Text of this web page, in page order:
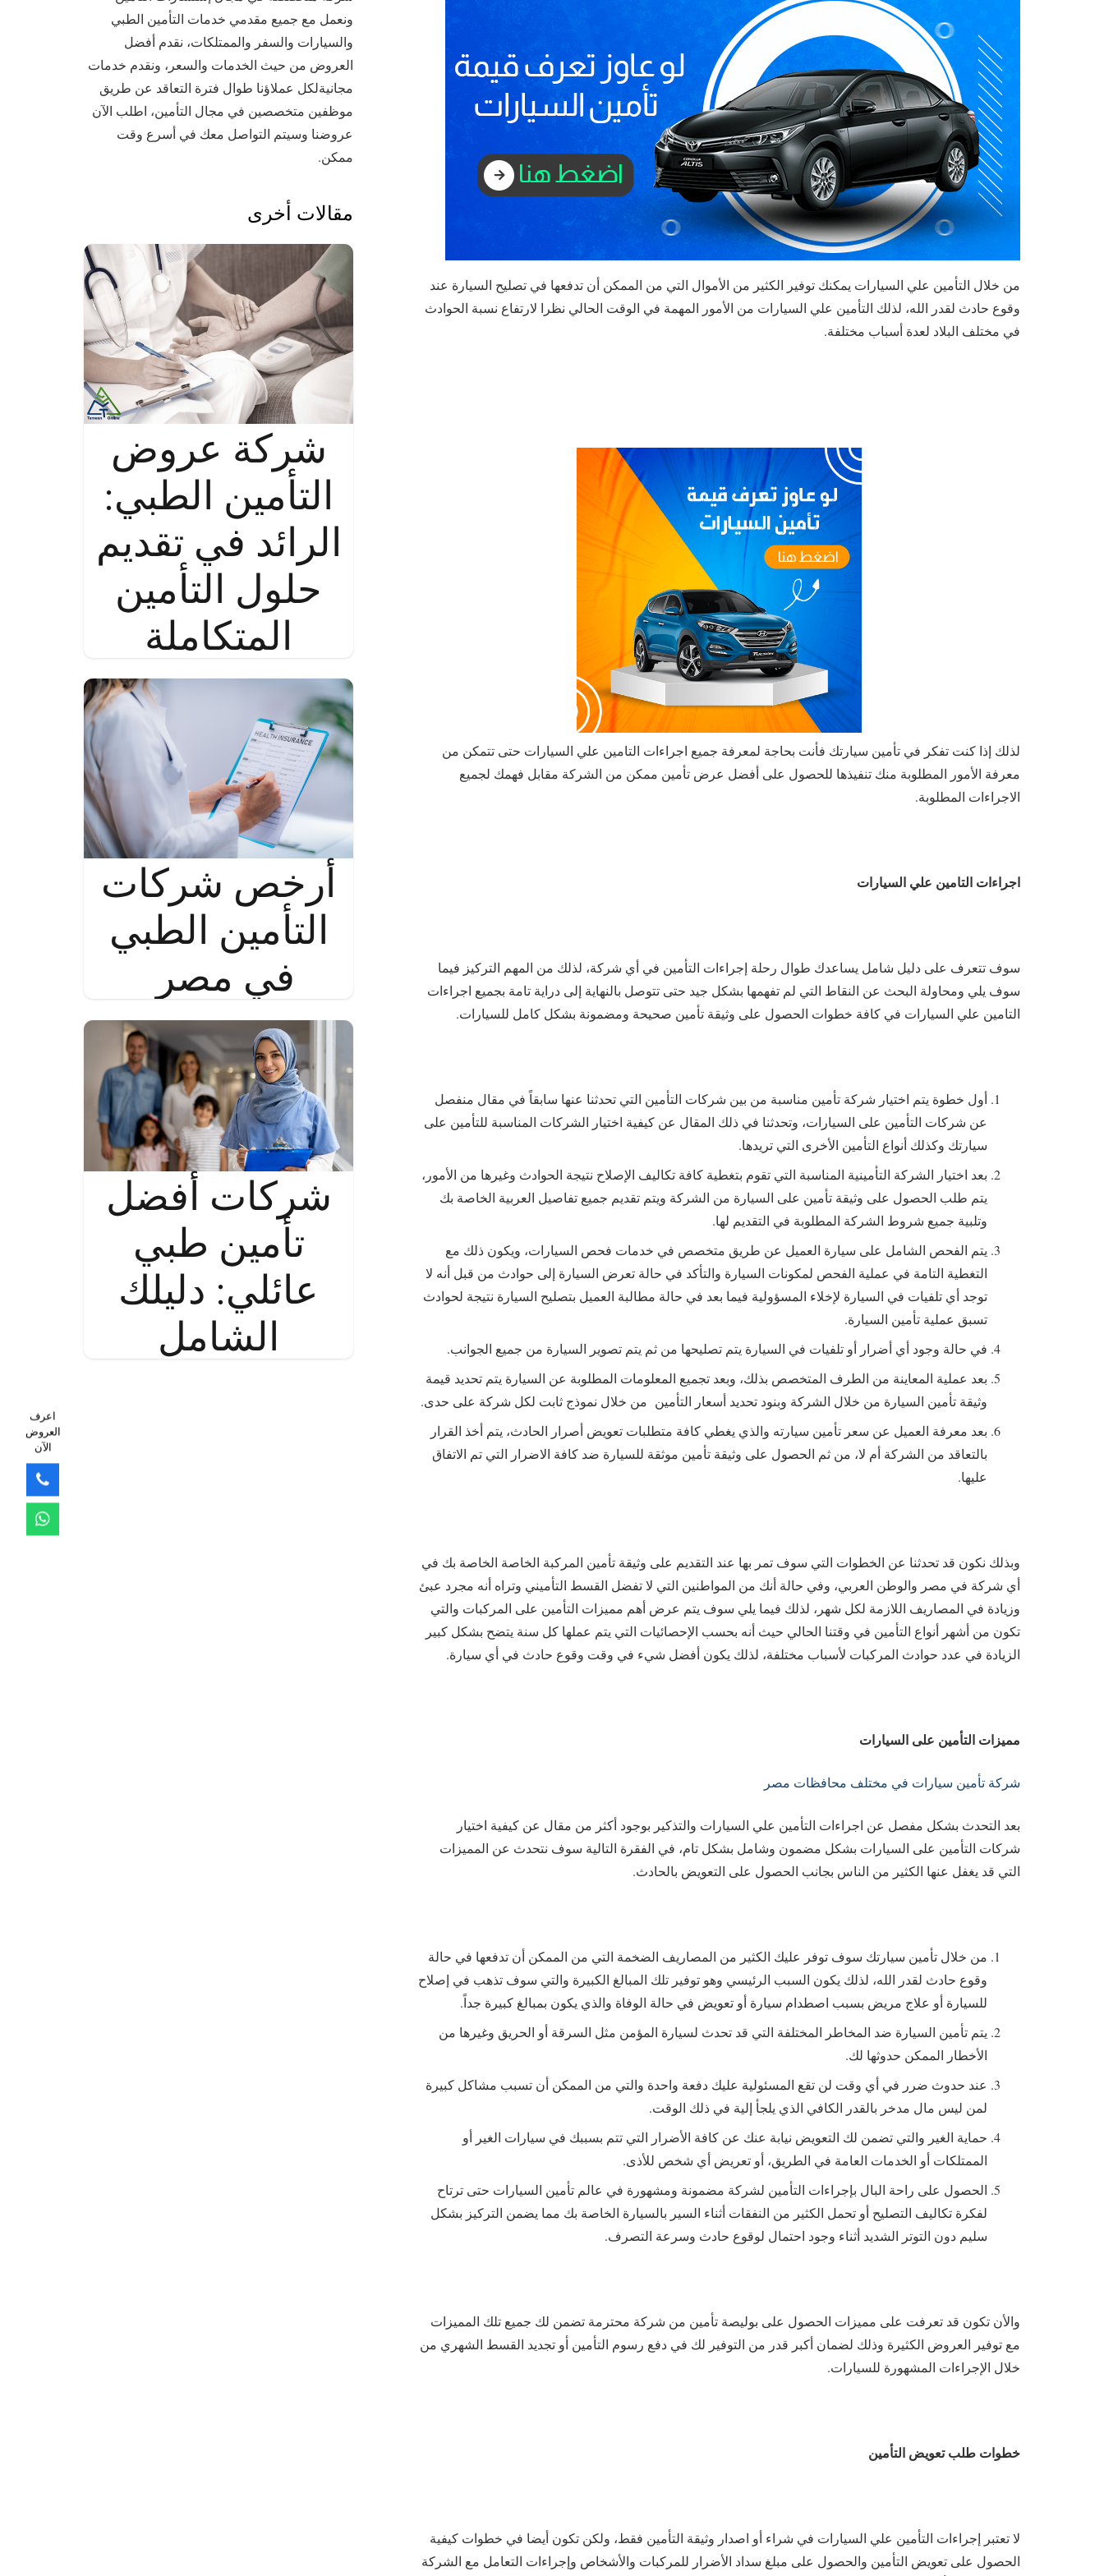
من خلال التأمين علي السيارات يمكنك توفير الكثير من الأموال التي من الممكن أن تدفعها في تصليح السيارة عند
وقوع حادث لقدر الله، لذلك التأمين علي السيارات من الأمور المهمة في الوقت الحالي نظرا لارتفاع نسبة الحوادث
في مختلف البلاد لعدة أسباب مختلفة.
لذلك إذا كنت تفكر في تأمين سيارتك فأنت بحاجة لمعرفة جميع اجراءات التامين علي السيارات حتى تتمكن من
معرفة الأمور المطلوبة منك تنفيذها للحصول على أفضل عرض تأمين ممكن من الشركة مقابل فهمك لجميع
الاجراءات المطلوبة.
اجراءات التامين علي السيارات
سوف تتعرف على دليل شامل يساعدك طوال رحلة إجراءات التأمين في أي شركة، لذلك من المهم التركيز فيما
سوف يلي ومحاولة البحث عن النقاط التي لم تفهمها بشكل جيد حتى تتوصل بالنهاية إلى دراية تامة بجميع اجراءات
التامين علي السيارات في كافة خطوات الحصول على وثيقة تأمين صحيحة ومضمونة بشكل كامل للسيارات.
أول خطوة يتم اختيار شركة تأمين مناسبة من بين شركات التأمين التي تحدثنا عنها سابقاً في مقال منفصل
عن شركات التأمين على ﺍﻟﺴﻴﺎﺭﺍﺕ، وتحدثنا في ذلك المقال عن كيفية اختيار الشركات المناسبة للتأمين على
سيارتك وكذلك أنواع التأمين الأخرى التي تريدها.
بعد اختيار الشركة التأمينية المناسبة التي تقوم بتغطية كافة تكاليف الإصلاح نتيجة الحوادث وغيرها من الأمور،
يتم طلب الحصول على وثيقة تأمين على السيارة من الشركة ويتم تقديم جميع تفاصيل العربية الخاصة بك
وتلبية جميع شروط الشركة المطلوبة في التقديم لها.
يتم الفحص الشامل على سيارة العميل عن طريق متخصص في خدمات فحص السيارات، ويكون ذلك مع
التغطية التامة في عملية الفحص لمكونات السيارة والتأكد في حالة تعرض السيارة إلى حوادث من قبل أنه لا
توجد أي تلفيات في السيارة لإخلاء المسؤولية فيما بعد في حالة مطالبة العميل بتصليح السيارة نتيجة لحوادث
تسبق عملية تأمين السيارة.
في حالة وجود أي أضرار أو تلفيات في السيارة يتم تصليحها من ثم يتم تصوير السيارة من جميع الجوانب.
بعد عملية المعاينة من الطرف المتخصص بذلك، وبعد تجميع المعلومات المطلوبة عن السيارة يتم تحديد قيمة
وثيقة تأمين السيارة من خلال الشركة وبنود تحديد أسعار التأمين من خلال نموذج ثابت لكل شركة على حدى.
بعد معرفة العميل عن سعر تأمين سيارته والذي يغطي كافة متطلبات تعويض أصرار الحادث، يتم أخذ القرار
بالتعاقد من الشركة أم لا، من ثم الحصول على وثيقة تأمين موثقة للسيارة ضد كافة الاضرار التي تم الاتفاق
عليها.
وبذلك نكون قد تحدثنا عن الخطوات التي سوف تمر بها ﻋﻨﺪ التقديم على وثيقة تأمين المركبة الخاصة الخاصة بك في
أي شركة في مصر والوطن العربي، وفي حالة أنك من المواطنين التي لا تفضل القسط التأميني وتراه أنه مجرد عبئ
وزيادة في المصاريف اللازمة لكل شهر، لذلك فيما يلي سوف يتم عرض أهم مميزات التأمين على المركبات والتي
تكون من أشهر أنواع التأمين في وقتنا الحالي حيث أنه بحسب الإحصائيات التي يتم عملها كل سنة يتضح بشكل كبير
الزيادة في عدد حوادث المركبات لأسباب مختلفة، لذلك يكون أفضل شيء في وقت وقوع حادث في أي سيارة.
مميزات التأمين على السيارات
شركة تأمين سيارات في مختلف محافظات مصر
بعد التحدث بشكل مفصل عن اجراءات التأمين علي السيارات والتذكير بوجود أكثر من مقال عن كيفية اختيار
شركات التأمين على السيارات بشكل مضمون وشامل بشكل تام، في الفقرة التالية سوف نتحدث عن المميزات
التي قد يغفل عنها الكثير من الناس بجانب الحصول على التعويض بالحادث.
من خلال تأمين سيارتك سوف توفر عليك الكثير من المصاريف الضخمة التي من الممكن أن تدفعها في حالة
وقوع حادث لقدر الله، لذلك يكون السبب الرئيسي وهو توفير تلك المبالغ الكبيرة والتي سوف تذهب في إصلاح
للسيارة أو علاج مريض بسبب اصطدام سيارة أو تعويض في حالة الوفاة والذي يكون بمبالغ كبيرة جداً.
يتم تأمين السيارة ضد المخاطر المختلفة التي قد تحدث لسيارة المؤمن مثل السرقة أو الحريق وغيرها من
الأخطار الممكن حدوثها لك.
عند حدوث ضرر في أي وقت لن تقع المسئولية عليك دفعة واحدة والتي من الممكن أن تسبب مشاكل كبيرة
لمن ليس مال مدخر بالقدر الكافي الذي يلجأ إلية في ذلك الوقت.
حماية الغير والتي تضمن لك التعويض نيابة عنك عن كافة الأضرار التي تتم بسببك في سيارات الغير أو
الممتلكات أو الخدمات العامة في الطريق، أو تعريض أي شخص للأذى.
الحصول على راحة البال بإجراءات التأمين لشركة مضمونة ومشهورة في عالم تأمين السيارات حتى ترتاح
لفكرة تكاليف التصليح أو تحمل الكثير من النفقات أثناء السير بالسيارة الخاصة بك مما يضمن التركيز بشكل
سليم دون التوتر الشديد أثناء وجود احتمال لوقوع حادث وسرعة التصرف.
والأن تكون قد تعرفت على مميزات الحصول على بوليصة تأمين من شركة محترمة تضمن لك جميع تلك المميزات
مع توفير العروض الكثيرة وذلك لضمان أكبر قدر من التوفير لك في دفع رسوم التأمين ﺃﻭ تجديد القسط الشهري من
خلال الإجراءات المشهورة للسيارات.
خطوات طلب تعويض التأمين
لا تعتبر إجراءات التأمين علي السيارات في شراء أو اصدار وثيقة التأمين فقط، ولكن تكون أيضا في خطوات كيفية
الحصول على تعويض التأمين والحصول على مبلغ سداد الأضرار للمركبات والأشخاص وإجراءات التعامل مع الشركة
ونعمل مع جميع مقدمي خدمات التأمين الطبي
والسيارات والسفر والممتلكات، نقدم أفضل
العروض من حيث الخدمات والسعر، ونقدم خدمات
مجانيةلكل عملاؤنا طوال فترة التعاقد عن طريق
موظفين متخصصين في مجال التأمين، اطلب الآن
عروضنا وسيتم التواصل معك في أسرع وقت
ممكن.
مقالات أخرى
شركة عروض
التأمين الطبي:
الرائد في تقديم
حلول التأمين
المتكاملة
أرخص شركات
التأمين الطبي
في مصر
شركات أفضل
تأمين طبي
عائلي: دليلك
الشامل
اعرف
العروض
الآن